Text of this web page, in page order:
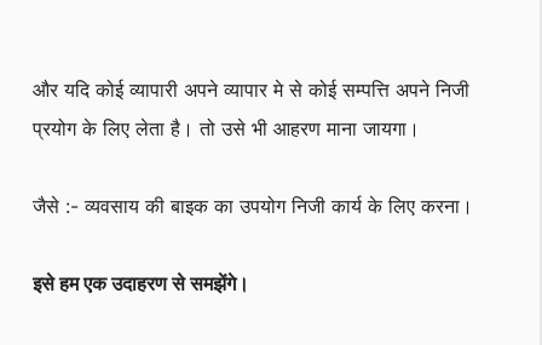
और यदि कोई व्यापारी अपने व्यापार मे से कोई सम्पत्ति अपने निजी
प्रयोग के लिए लेता है। तो उसे भी आहरण माना जायगा।
जैसे :- व्यवसाय की बाइक का उपयोग निजी कार्य के लिए करना।
इसे हम एक उदाहरण से समझेंगे।